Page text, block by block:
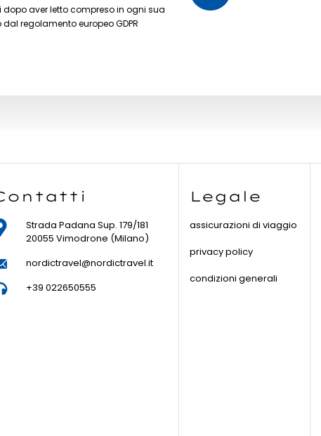
aver letto compreso in ogni sua
regolamento europeo GDPR
Strada Padana Sup. 179/181
20055 Vimodrone (Milano)
nordictravel@nordictravel.it
+39 022650555
Legale
assicurazioni di viaggio
privacy policy
condizioni generali